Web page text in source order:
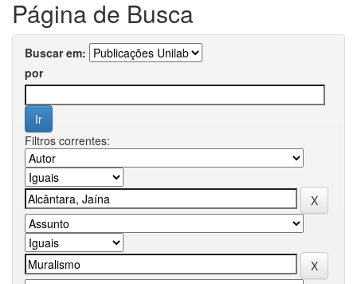
Página de Busca
Buscar em:
por
Filtros correntes: